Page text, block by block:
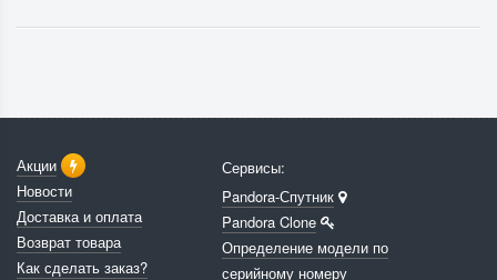
Акции
Новости
Доставка и оплата
Возврат товара
Как сделать заказ?
Сервисы:
Pandora-Спутник
Pandora Clone
Определение модели по
серийному номеру